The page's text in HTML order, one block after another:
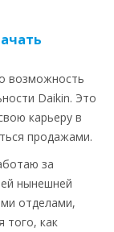
возможность
Daikin. Это
карьеру в
продажами.
за
нынешней
отделами,
того, как